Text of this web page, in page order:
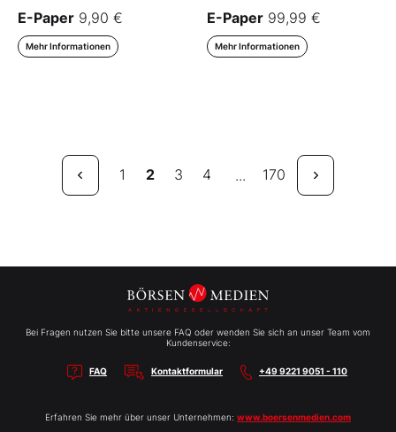
E-Paper 9,90 €
Mehr Informationen
E-Paper 99,99 €
Mehr Informationen
1 2 3 4 ... 170
Bei Fragen nutzen Sie bitte unsere FAQ oder wenden Sie sich an unser Team vom
Kundenservice:
FAQ Kontaktformular +49 9221 9051 - 110
Erfahren Sie mehr über unser Unternehmen: www.boersenmedien.com